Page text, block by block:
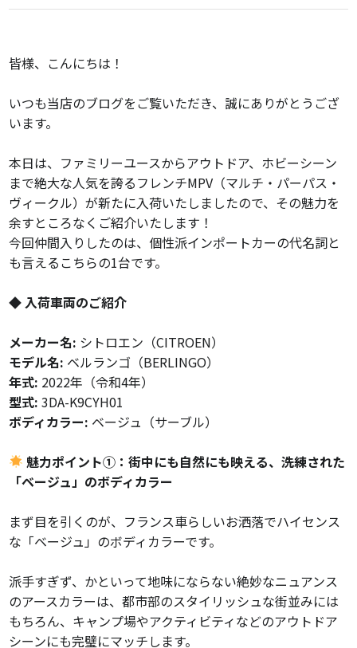
皆様、こんにちは！
いつも当店のブログをご覧いただき、誠にありがとうござ
います。
本日は、ファミリーユースからアウトドア、ホビーシーン
まで絶大な人気を誇るフレンチMPV（マルチ・パーパス・
ヴィークル）が新たに入荷いたしましたので、その魅力を
余すところなくご紹介いたします！
今回仲間入りしたのは、個性派インポートカーの代名詞と
も言えるこちらの1台です。
◆ 入荷車両のご紹介
メーカー名: シトロエン（CITROEN）
モデル名: ベルランゴ（BERLINGO）
年式: 2022年（令和4年）
型式: 3DA-K9CYH01
ボディカラー: ベージュ（サーブル）
魅力ポイント①：街中にも自然にも映える、洗練された
「ベージュ」のボディカラー
まず目を引くのが、フランス車らしいお洒落でハイセンス
な「ベージュ」のボディカラーです。
派手すぎず、かといって地味にならない絶妙なニュアンス
のアースカラーは、都市部のスタイリッシュな街並みには
もちろん、キャンプ場やアクティビティなどのアウトドア
シーンにも完璧にマッチします。